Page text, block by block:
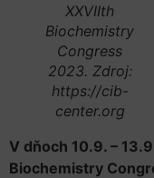
XXVIIth
Biochemistry
Congress
2023. Zdroj:
https://cib-
center.org
V dňoch 10.9. –
Biochemistry